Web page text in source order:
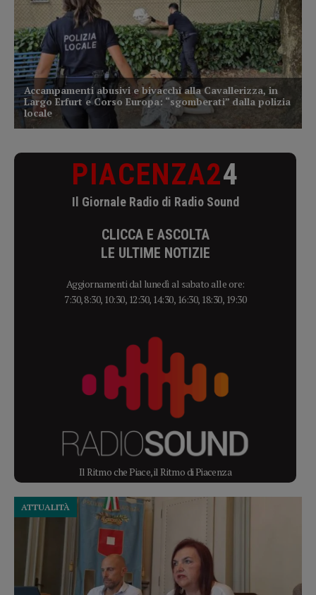
PIACENZA24
Il Giornale Radio di Radio Sound
CLICCA E ASCOLTA
LE ULTIME NOTIZIE
Aggiornamenti dal lunedì al sabato alle ore:
7:30, 8:30, 10:30, 12:30, 14:30, 16:30, 18:30, 19:30
Il Ritmo che Piace, il Ritmo di Piacenza
ATTUALITÀ